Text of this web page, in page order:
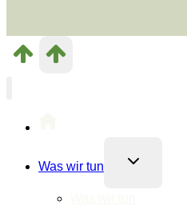
Was wir tun
Untermenü